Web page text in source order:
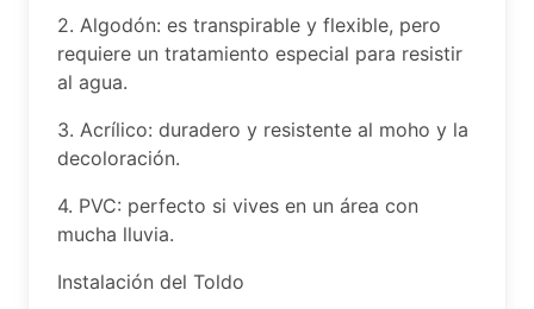
2. Algodón: es transpirable y flexible, pero
requiere un tratamiento especial para resistir
al agua.
3. Acrílico: duradero y resistente al moho y la
decoloración.
4. PVC: perfecto si vives en un área con
mucha lluvia.
Instalación del Toldo